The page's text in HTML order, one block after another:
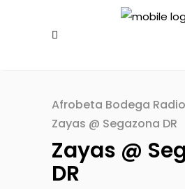
Afrobeta Bodega Radio
Zayas @ Segazona DR
Zayas @
DR